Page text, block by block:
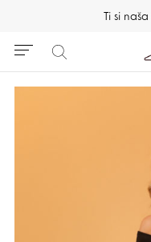
Ti si naša